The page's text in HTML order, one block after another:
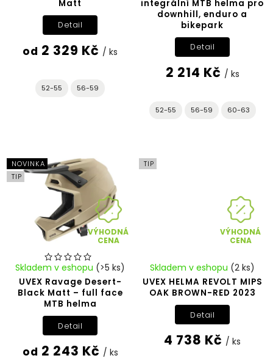
Matt
od 2 329 Kč / ks
Detail
52-55 56-59
integrální MTB helma pro
downhill, enduro a
bikepark
2 214 Kč / ks
Detail
52-55 56-59 60-63
NOVINKA
TIP
VÝHODNÁ
CENA
UVEX Ravage Desert-
Black Matt – full face
MTB helma
Skladem v eshopu (>5 ks)
od 2 243 Kč / ks
Detail
TIP
VÝHODNÁ
CENA
UVEX HELMA REVOLT MIPS
OAK BROWN-RED 2023
Skladem v eshopu (2 ks)
4 738 Kč / ks
Detail